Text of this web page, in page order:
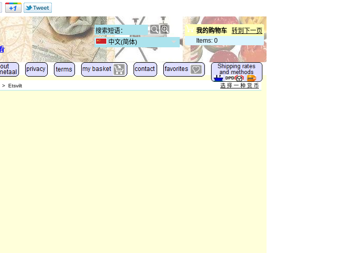
转到下一页
我的购物车
Items: 0
中文(简体)
> Etsvilt 选 择 一 种 货 币